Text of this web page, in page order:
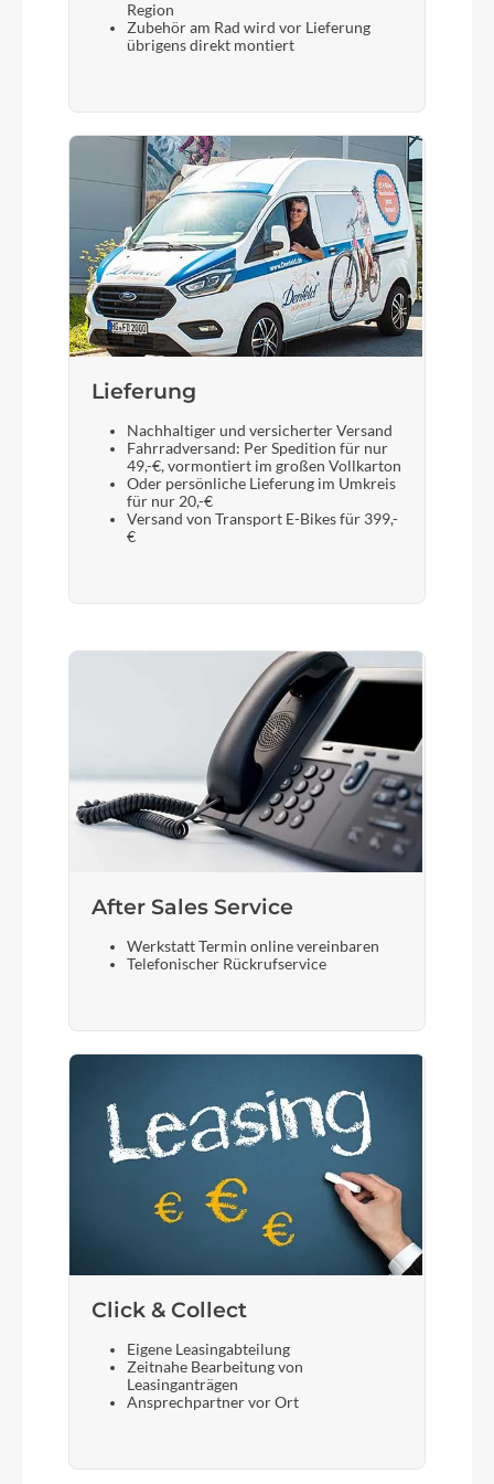
Smartphone app
Sattelstütze
Syncros Duncan Dropper Post 1.5S / Travel
Adjust / 31.6mm S size 140mm / M size 180mm /
L & XL size 210mm
Region
Zubehör am Rad wird vor Lieferung
übrigens direkt montiert
Lieferung
Nachhaltiger und versicherter Versand
Fahrradversand: Per Spedition für nur
49,-€, vormontiert im großen Vollkarton
Oder persönliche Lieferung im Umkreis
für nur 20,-€
Versand von Transport E-Bikes für 399,-
€
After Sales Service
Werkstatt Termin online vereinbaren
Telefonischer Rückrufservice
Click & Collect
Eigene Leasingabteilung
Zeitnahe Bearbeitung von
Leasinganträgen
Ansprechpartner vor Ort